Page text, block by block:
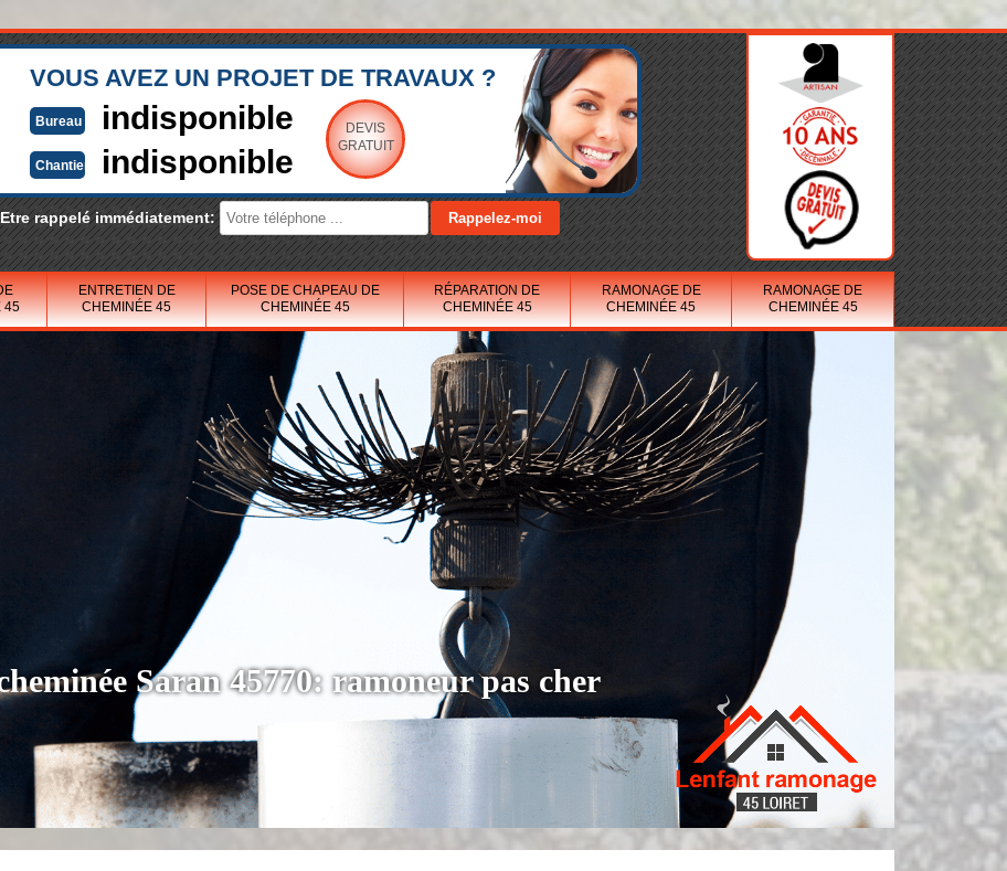
VOUS AVEZ UN PROJET DE TRAVAUX ?
Bureau indisponible
Chantier indisponible
DEVIS
GRATUIT
Etre rappelé immédiatement:
45
ENTRETIEN DE
CHEMINÉE 45
POSE DE CHAPEAU DE
CHEMINÉE 45
RÉPARATION DE
CHEMINÉE 45
RAMONAGE DE
CHEMINÉE 45
RAMONAGE DE
CHEMINÉE 45
Saran 45770: ramoneur pas cher